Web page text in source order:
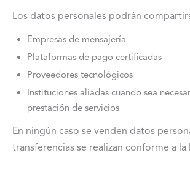
Los datos personales podrán
Empresas de mensajería
Plataformas de pago certificadas
Proveedores tecnológicos
Instituciones aliadas cuando sea
prestación de servicios
En ningún caso se venden datos
transferencias se realizan conforme a